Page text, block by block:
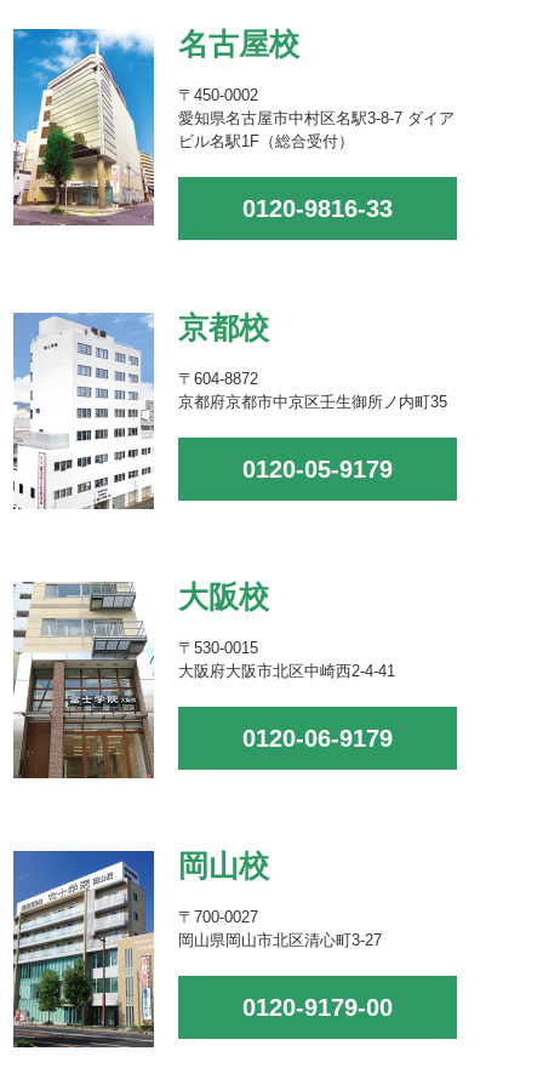
名古屋校
〒450-0002
愛知県名古屋市中村区名駅3-8-7 ダイア
ビル名駅1F（総合受付）
0120-9816-33
京都校
〒604-8872
京都府京都市中京区壬生御所ノ内町35
0120-05-9179
大阪校
〒530-0015
大阪府大阪市北区中崎西2-4-41
0120-06-9179
岡山校
〒700-0027
岡山県岡山市北区清心町3-27
0120-9179-00